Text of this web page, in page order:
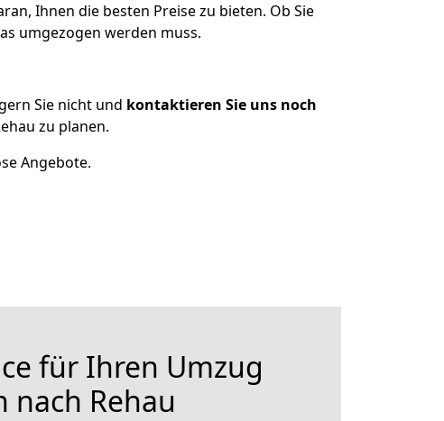
Ihnen die besten Preise zu bieten. Ob Sie
umgezogen werden muss.
Sie nicht und kontaktieren Sie uns noch
zu planen.
Angebote.
für Ihren Umzug
nach Rehau